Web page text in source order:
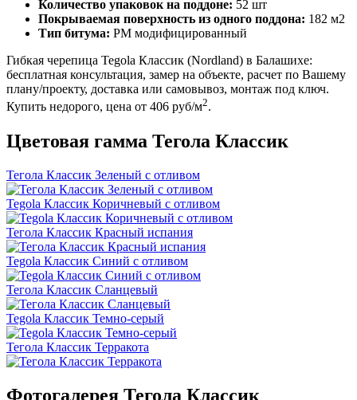
Количество упаковок на поддоне: 52 шт
Покрываемая поверхность из одного поддона: 182 м2
Тип битума: PM модифицированный
Гибкая черепица Tegola Классик (Nordland) в Балашихе:
бесплатная консультация, замер на объекте, расчет по Вашему
плану/проекту, доставка или самовывоз, монтаж под ключ.
Купить недорого, цена от 406 руб/м2.
Цветовая гамма Тегола Классик
Тегола Классик Зеленый с отливом
Tegola Классик Коричневый с отливом
Тегола Классик Красный испания
Tegola Классик Синий с отливом
Тегола Классик Сланцевый
Tegola Классик Темно-серый
Тегола Классик Терракота
Фотогалерея Тегола Классик